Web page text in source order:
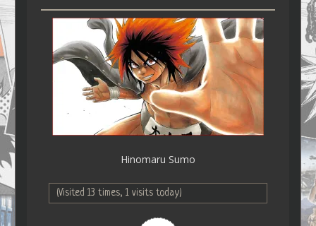
Hinomaru Sumo
(Visited 13 times, 1 visits today)